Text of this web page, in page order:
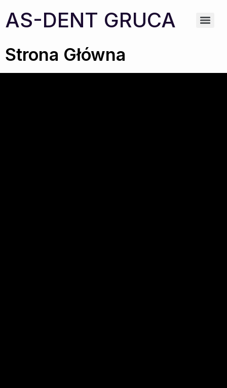
AS-DENT GRUCA
Strona Główna